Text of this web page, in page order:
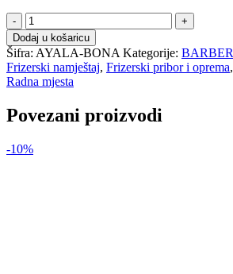
B
AYALA
radno
mjesto
-
BONA
Dodaj u košaricu
Šifra: AYALA-BONA Kategorije: BARBER
Frizerski namještaj, Frizerski pribor i oprema,
Radna mjesta
Povezani proizvodi
-10%